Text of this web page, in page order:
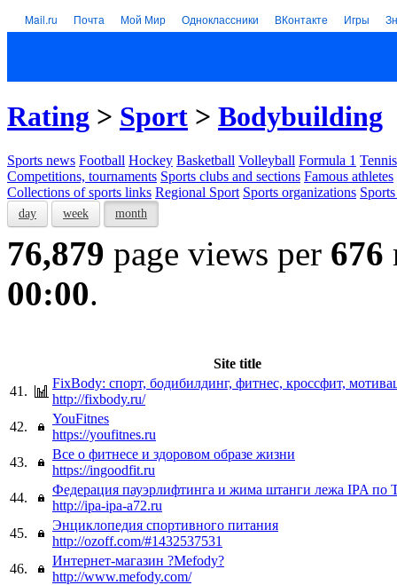
Mail.ru Почта Мой Мир Одноклассники ВКонтакте Игры
Rating > Sport > Bodybuilding
Sports news Football Hockey Basketball Volleyball Formula 1 Tennis
Competitions, tournaments Sports clubs and sections Famous athletes
Collections of sports links Regional Sport Sports organizations
day week month
76,879 page views per 676
00:00.
Site title
41.
FixBody: спорт, бодибилдинг, фитнес, кроссфит,
http://fixbody.ru/
42.
YouFitnes
https://youfitnes.ru
43.
Все о фитнесе и здоровом образе жизни
https://ingoodfit.ru
44.
Федерация пауэрлифтинга и жима штанги лежа IPA по
http://ipa-ipa-a72.ru
45.
Энциклопедия спортивного питания
http://ozoff.com/#1432537531
46.
Интернет-магазин ?Mefody?
http://www.mefody.com/